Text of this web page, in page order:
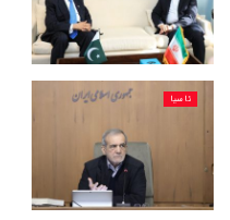
ئاسیا